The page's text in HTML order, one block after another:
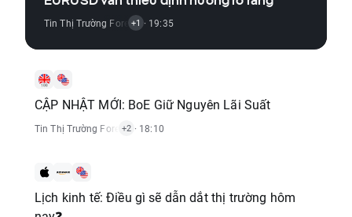
Tin Thị Trường Forex,Báo Cáo Kinh Tế
+1 · 19:35
CẬP NHẬT MỚI: BoE Giữ Nguyên Lãi Suất
Tin Thị Trường Forex,Báo Cáo Kinh Tế
+2 · 18:10
Lịch kinh tế: Điều gì sẽ dẫn dắt thị trường hôm